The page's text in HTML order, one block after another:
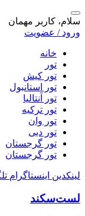
سلام، کاربر مهمان
ورود / عضویت
خانه
تور
تور کیش
تور استانبول
تور آنتالیا
تور ترکیه
تور وان
تور دبی
تور گرجستان
تور گرجستان
لینکدین اینستاگرام
لست‌سکند